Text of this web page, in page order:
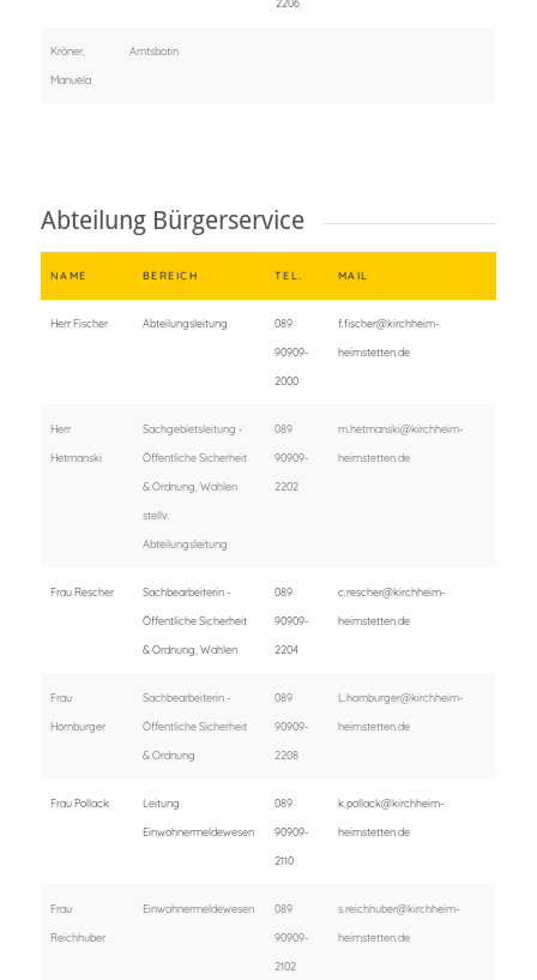
2206
Kröner,
Manuela
Amtsbotin
Abteilung Bürgerservice
NAME BEREICH TEL. MAIL
Herr Fischer Abteilungsleitung 089
90909-
2000
f.fischer@kirchheim-
heimstetten.de
Herr
Hetmanski
Sachgebietsleitung -
Öffentliche Sicherheit
& Ordnung, Wahlen
stellv.
Abteilungsleitung
089
90909-
2202
m.hetmanski@kirchheim-
heimstetten.de
Frau Rescher Sachbearbeiterin -
Öffentliche Sicherheit
& Ordnung, Wahlen
089
90909-
2204
c.rescher@kirchheim-
heimstetten.de
Frau
Hornburger
Sachbearbeiterin -
Öffentliche Sicherheit
& Ordnung
089
90909-
2208
L.hornburger@kirchheim-
heimstetten.de
Frau Pollack Leitung
Einwohnermeldewesen
089
90909-
2110
k.pollack@kirchheim-
heimstetten.de
Frau
Reichhuber
Einwohnermeldewesen 089
90909-
2102
s.reichhuber@kirchheim-
heimstetten.de